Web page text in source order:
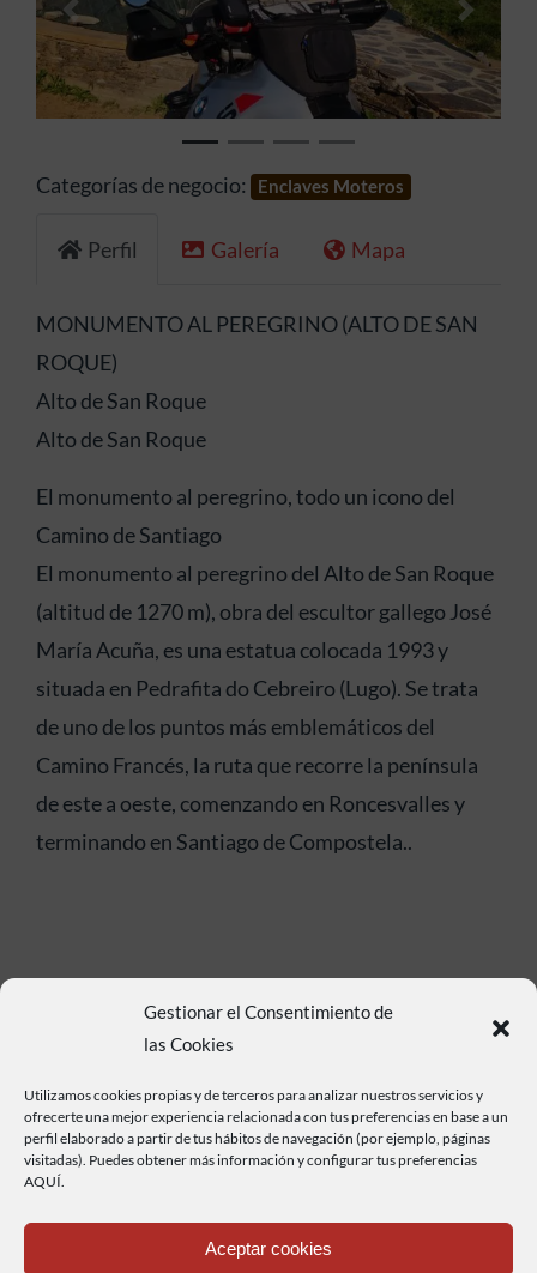
Gestionar el Consentimiento de
las Cookies
Utilizamos cookies propias y de terceros para analizar nuestros servicios y
ofrecerte una mejor experiencia relacionada con tus preferencias en base a un
perfil elaborado a partir de tus hábitos de navegación (por ejemplo, páginas
visitadas). Puedes obtener más información y configurar tus preferencias
AQUÍ.
Aceptar cookies
Anterior
Categorías de negocio: Enclaves Moteros
Perfil Galería Mapa
MONUMENTO AL PEREGRINO (ALTO DE SAN
ROQUE)
Alto de San Roque
Alto de San Roque
El monumento al peregrino, todo un icono del
Camino de Santiago
El monumento al peregrino del Alto de San Roque
(altitud de 1270 m), obra del escultor gallego José
María Acuña, es una estatua colocada 1993 y
situada en Pedrafita do Cebreiro (Lugo). Se trata
de uno de los puntos más emblemáticos del
Camino Francés, la ruta que recorre la península
de este a oeste, comenzando en Roncesvalles y
terminando en Santiago de Compostela..